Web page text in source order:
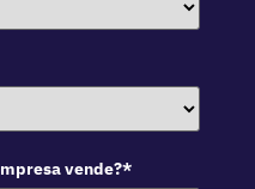
vende?*